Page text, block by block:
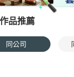
品推薦
同公司